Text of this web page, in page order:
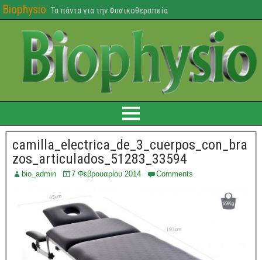
Biophysio Τα πάντα για την Φυσικοθεραπεία
camilla_electrica_de_3_cuerpos_con_bra
zos_articulados_51283_33594
bio_admin 7 Φεβρουαρίου 2014 Comments